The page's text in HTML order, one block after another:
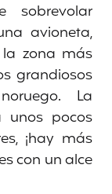
avioneta,
la zona más
grandiosos
La
unos pocos
¡hay más
con un alce